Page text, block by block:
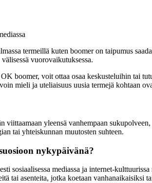
termeillä kuten boomer on taipumus
vuorovaikutuksessa.
boomer, voit ottaa osaa keskusteluihin tai
mieli ja uteliaisuus uusia termejä kohtaan
viittaamaan yleensä vanhempaan
tai yhteiskunnan muutosten suhteen.
nykypäivänä?
sosiaalisessa mediassa ja internet-
tai asenteita, jotka koetaan vanhanaikaisiksi